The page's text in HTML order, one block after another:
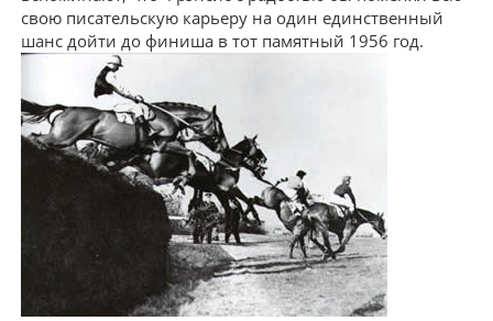
свою писательскую карьеру на один единственный
шанс дойти до финиша в тот памятный 1956 год.